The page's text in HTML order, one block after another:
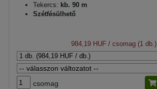
Tekercs: kb. 90 m
Szétfésülhető
984,19 HUF / csomag (1 db.)
csomag